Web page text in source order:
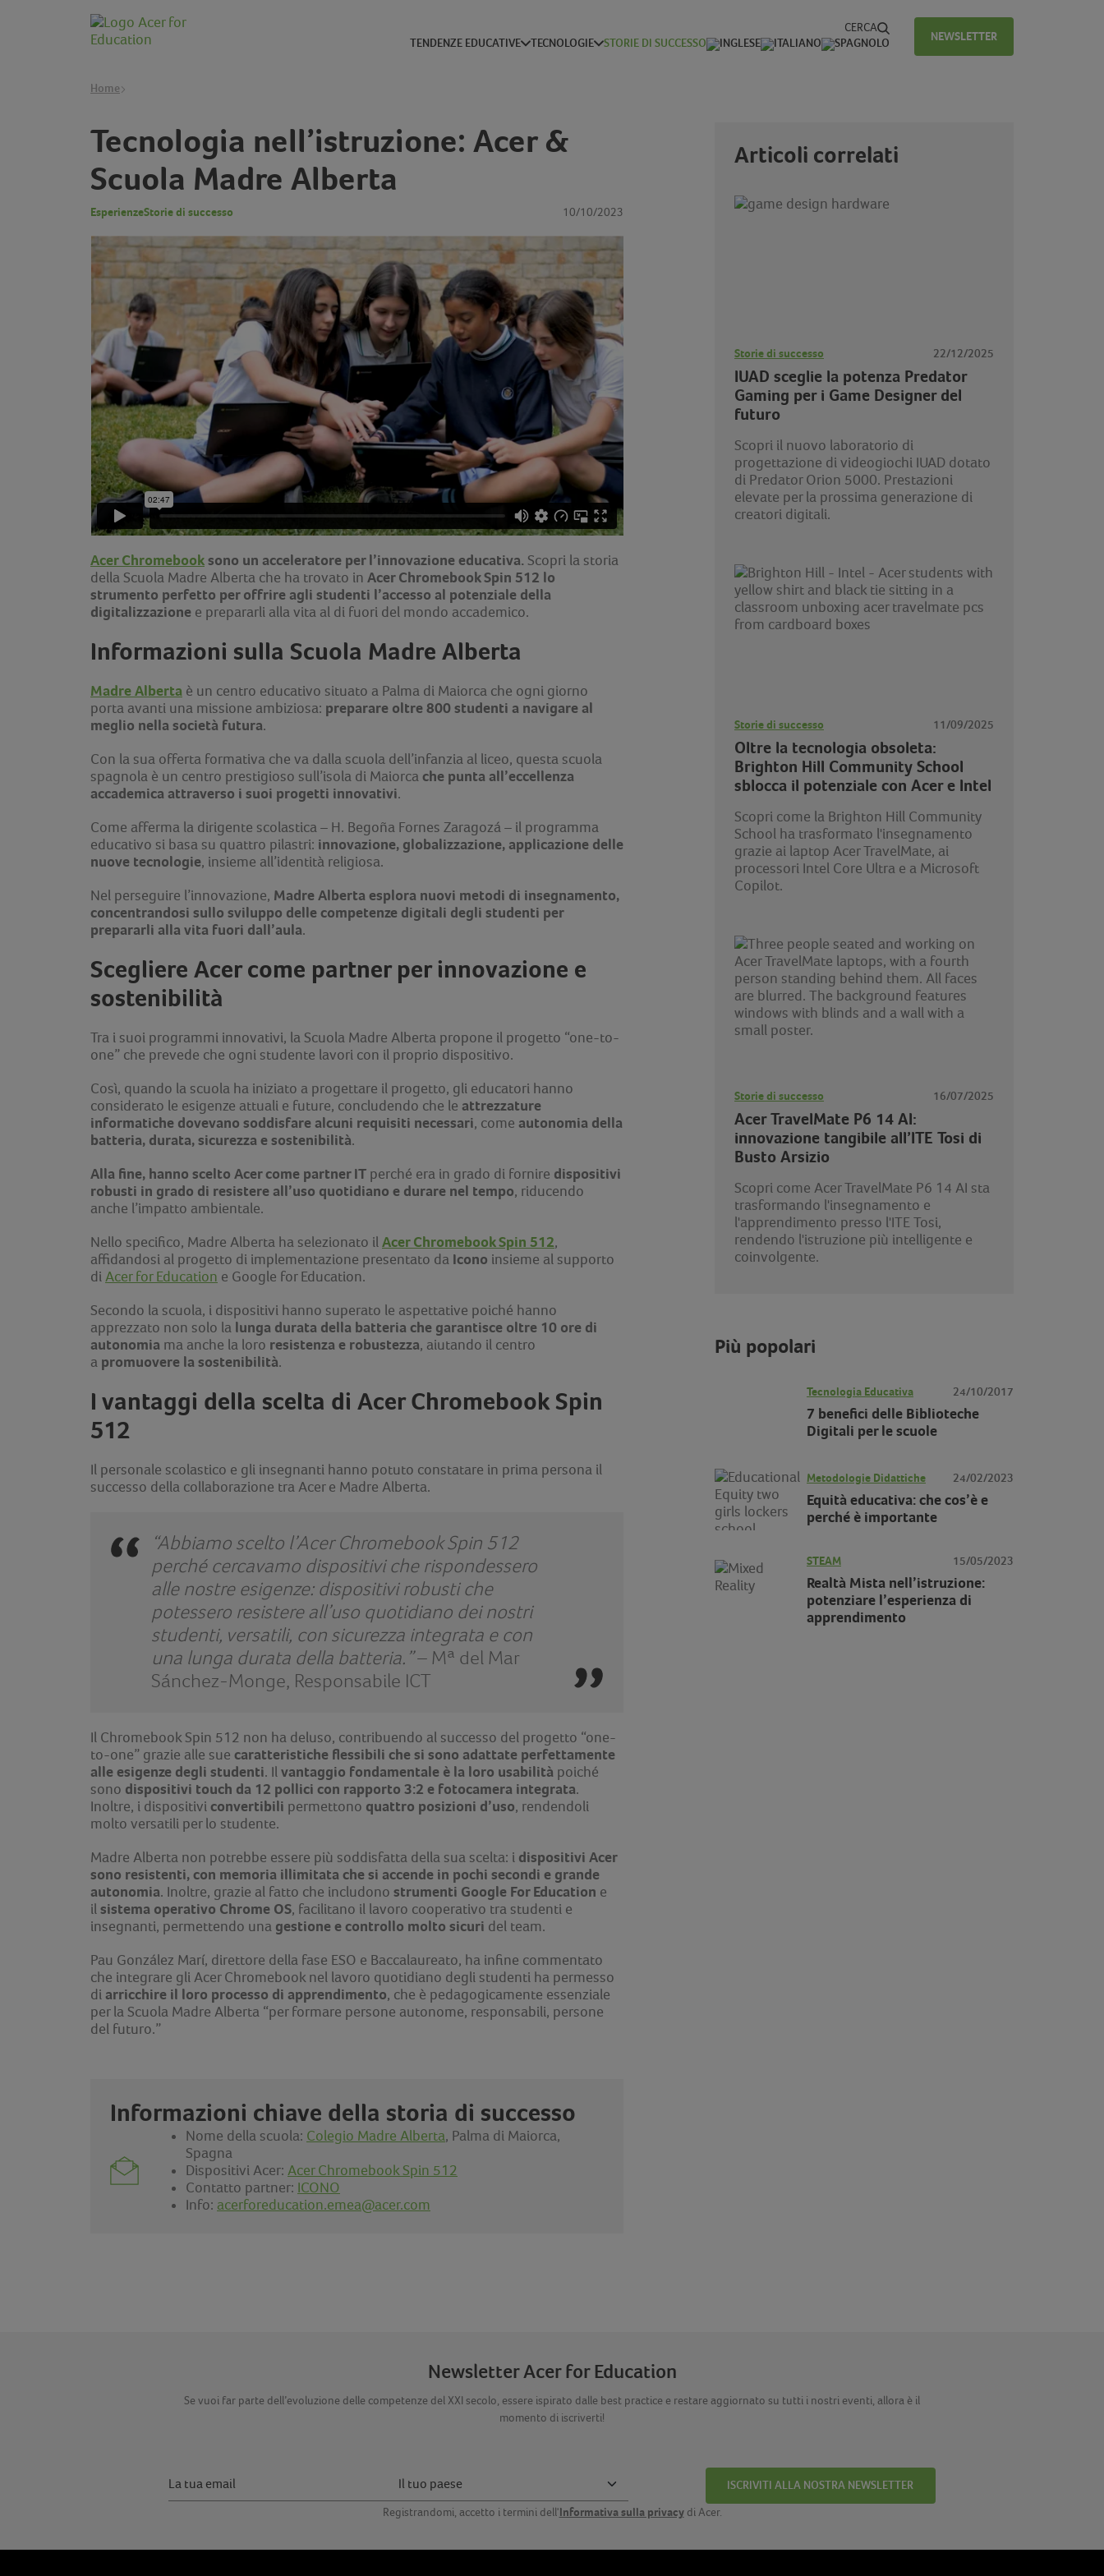
CERCA
TENDENZE EDUCATIVE TECNOLOGIE STORIE DI SUCCESSO
NEWSLETTER
Home
Tecnologia nell’istruzione: Acer &
Scuola Madre Alberta
EsperienzeStorie di successo 10/10/2023
Acer Chromebooksono un acceleratore per l’innovazione educativa. Scopri la storia
della Scuola Madre Alberta che ha trovato in Acer Chromebook Spin 512 lo
strumento perfetto per offrire agli studenti l’accesso al potenziale della
digitalizzazione e prepararli alla vita al di fuori del mondo accademico.
Informazioni sulla Scuola Madre Alberta
Madre Alberta è un centro educativo situato a Palma di Maiorca che ogni giorno
porta avanti una missione ambiziosa: preparare oltre 800 studenti a navigare al
meglio nella società futura.
Con la sua offerta formativa che va dalla scuola dell’infanzia al liceo, questa scuola
spagnola è un centro prestigioso sull’isola di Maiorca che punta all’eccellenza
accademica attraverso i suoi progetti innovativi.
Come afferma la dirigente scolastica – H. Begoña Fornes Zaragozá – il programma
educativo si basa su quattro pilastri: innovazione, globalizzazione, applicazione delle
nuove tecnologie, insieme all’identità religiosa.
Nel perseguire l’innovazione, Madre Alberta esplora nuovi metodi di insegnamento,
concentrandosi sullo sviluppo delle competenze digitali degli studenti per
prepararli alla vita fuori dall’aula.
Scegliere Acer come partner per innovazione e
sostenibilità
Tra i suoi programmi innovativi, la Scuola Madre Alberta propone il progetto “one-to-
one” che prevede che ogni studente lavori con il proprio dispositivo.
Così, quando la scuola ha iniziato a progettare il progetto, gli educatori hanno
considerato le esigenze attuali e future, concludendo che le attrezzature
informatiche dovevano soddisfare alcuni requisiti necessari, come autonomia della
batteria, durata, sicurezza e sostenibilità.
Alla fine, hanno scelto Acer come partner IT perché era in grado di fornire dispositivi
robusti in grado di resistere all’uso quotidiano e durare nel tempo, riducendo
anche l’impatto ambientale.
Nello specifico, Madre Alberta ha selezionato il Acer Chromebook Spin 512,
affidandosi al progetto di implementazione presentato da Icono insieme al supporto
di Acer for Education e Google for Education.
Secondo la scuola, i dispositivi hanno superato le aspettative poiché hanno
apprezzato non solo la lunga durata della batteria che garantisce oltre 10 ore di
autonomia ma anche la loro resistenza e robustezza, aiutando il centro
a promuovere la sostenibilità.
I vantaggi della scelta di Acer Chromebook Spin
512
Il personale scolastico e gli insegnanti hanno potuto constatare in prima persona il
successo della collaborazione tra Acer e Madre Alberta.
“Abbiamo scelto l’Acer Chromebook Spin 512
perché cercavamo dispositivi che rispondessero
alle nostre esigenze: dispositivi robusti che
potessero resistere all’uso quotidiano dei nostri
studenti, versatili, con sicurezza integrata e con
una lunga durata della batteria.”– Mª del Mar
Sánchez-Monge, Responsabile ICT
Il Chromebook Spin 512 non ha deluso, contribuendo al successo del progetto “one-
to-one” grazie alle sue caratteristiche flessibili che si sono adattate perfettamente
alle esigenze degli studenti. Il vantaggio fondamentale è la loro usabilità poiché
sono dispositivi touch da 12 pollici con rapporto 3:2 e fotocamera integrata.
Inoltre, i dispositivi convertibili permettono quattro posizioni d’uso, rendendoli
molto versatili per lo studente.
Madre Alberta non potrebbe essere più soddisfatta della sua scelta: i dispositivi Acer
sono resistenti, con memoria illimitata che si accende in pochi secondi e grande
autonomia. Inoltre, grazie al fatto che includono strumenti Google For Education e
il sistema operativo Chrome OS, facilitano il lavoro cooperativo tra studenti e
insegnanti, permettendo una gestione e controllo molto sicuri del team.
Pau González Marí, direttore della fase ESO e Baccalaureato, ha infine commentato
che integrare gli Acer Chromebook nel lavoro quotidiano degli studenti ha permesso
di arricchire il loro processo di apprendimento, che è pedagogicamente essenziale
per la Scuola Madre Alberta “per formare persone autonome, responsabili, persone
del futuro.”
Informazioni chiave della storia di successo
Nome della scuola: Colegio Madre Alberta, Palma di Maiorca,
Spagna
Dispositivi Acer: Acer Chromebook Spin 512
Contatto partner: ICONO
Info: acerforeducation.emea@acer.com
Articoli correlati
Storie di successo 22/12/2025
IUAD sceglie la potenza Predator
Gaming per i Game Designer del
futuro
Scopri il nuovo laboratorio di
progettazione di videogiochi IUAD dotato
di Predator Orion 5000. Prestazioni
elevate per la prossima generazione di
creatori digitali.
Storie di successo 11/09/2025
Oltre la tecnologia obsoleta:
Brighton Hill Community School
sblocca il potenziale con Acer e Intel
Scopri come la Brighton Hill Community
School ha trasformato l'insegnamento
grazie ai laptop Acer TravelMate, ai
processori Intel Core Ultra e a Microsoft
Copilot.
Storie di successo 16/07/2025
Acer TravelMate P6 14 AI:
innovazione tangibile all’ITE Tosi di
Busto Arsizio
Scopri come Acer TravelMate P6 14 AI sta
trasformando l'insegnamento e
l'apprendimento presso l'ITE Tosi,
rendendo l'istruzione più intelligente e
coinvolgente.
Più popolari
Tecnologia Educativa 24/10/2017
7 benefici delle Biblioteche
Digitali per le scuole
Metodologie Didattiche 24/02/2023
Equità educativa: che cos’è e
perché è importante
STEAM 15/05/2023
Realtà Mista nell’istruzione:
potenziare l’esperienza di
apprendimento
Newsletter Acer for Education
Se vuoi far parte dell’evoluzione delle competenze del XXI secolo, essere ispirato dalle best practice e restare aggiornato su tutti i nostri eventi, allora è il
momento di iscriverti!
Registrandomi, accetto i termini dell'Informativa sulla privacydi Acer.
ISCRIVITI ALLA NOSTRA NEWSLETTER